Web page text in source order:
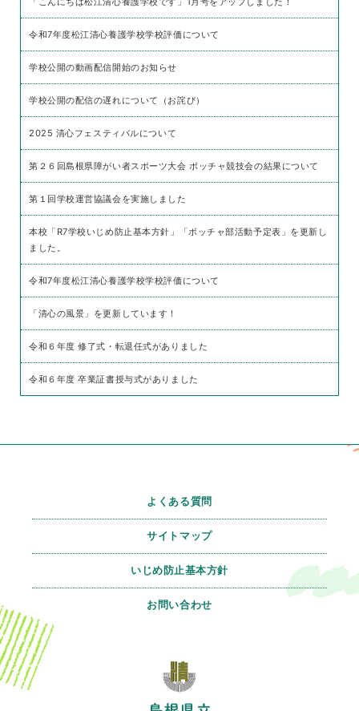
令和7年度松江清心養護学校学校評価について
学校公開の動画配信開始のお知らせ
学校公開の配信の遅れについて（お詫び）
2025 清心フェスティバルについて
第２６回島根県障がい者スポーツ大会 ボッチャ競技会の結果について
第１回学校運営協議会を実施しました
本校「R7学校いじめ防止基本方針」「ボッチャ部活動予定表」を更新し
ました。
令和7年度松江清心養護学校学校評価について
「清心の風景」を更新しています！
令和６年度 修了式・転退任式がありました
令和６年度 卒業証書授与式がありました
よくある質問
サイトマップ
いじめ防止基本方針
お問い合わせ